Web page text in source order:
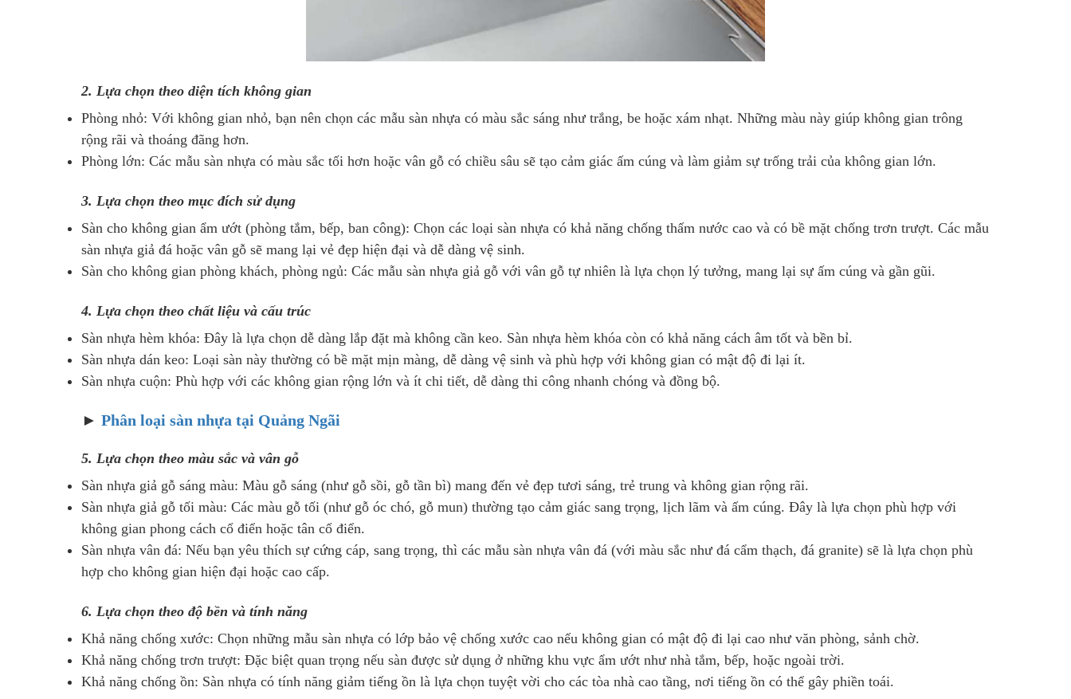
2. Lựa chọn theo diện tích không gian
Phòng nhỏ: Với không gian nhỏ, bạn nên chọn các mẫu sàn nhựa có màu sắc sáng như trắng, be hoặc xám nhạt. Những màu này giúp không gian trông
rộng rãi và thoáng đãng hơn.
Phòng lớn: Các mẫu sàn nhựa có màu sắc tối hơn hoặc vân gỗ có chiều sâu sẽ tạo cảm giác ấm cúng và làm giảm sự trống trải của không gian lớn.
3. Lựa chọn theo mục đích sử dụng
Sàn cho không gian ẩm ướt (phòng tắm, bếp, ban công): Chọn các loại sàn nhựa có khả năng chống thấm nước cao và có bề mặt chống trơn trượt. Các mẫu
sàn nhựa giả đá hoặc vân gỗ sẽ mang lại vẻ đẹp hiện đại và dễ dàng vệ sinh.
Sàn cho không gian phòng khách, phòng ngủ: Các mẫu sàn nhựa giả gỗ với vân gỗ tự nhiên là lựa chọn lý tưởng, mang lại sự ấm cúng và gần gũi.
4. Lựa chọn theo chất liệu và cấu trúc
Sàn nhựa hèm khóa: Đây là lựa chọn dễ dàng lắp đặt mà không cần keo. Sàn nhựa hèm khóa còn có khả năng cách âm tốt và bền bỉ.
Sàn nhựa dán keo: Loại sàn này thường có bề mặt mịn màng, dễ dàng vệ sinh và phù hợp với không gian có mật độ đi lại ít.
Sàn nhựa cuộn: Phù hợp với các không gian rộng lớn và ít chi tiết, dễ dàng thi công nhanh chóng và đồng bộ.
► Phân loại sàn nhựa tại Quảng Ngãi
5. Lựa chọn theo màu sắc và vân gỗ
Sàn nhựa giả gỗ sáng màu: Màu gỗ sáng (như gỗ sồi, gỗ tần bì) mang đến vẻ đẹp tươi sáng, trẻ trung và không gian rộng rãi.
Sàn nhựa giả gỗ tối màu: Các màu gỗ tối (như gỗ óc chó, gỗ mun) thường tạo cảm giác sang trọng, lịch lãm và ấm cúng. Đây là lựa chọn phù hợp với
không gian phong cách cổ điển hoặc tân cổ điển.
Sàn nhựa vân đá: Nếu bạn yêu thích sự cứng cáp, sang trọng, thì các mẫu sàn nhựa vân đá (với màu sắc như đá cẩm thạch, đá granite) sẽ là lựa chọn phù
hợp cho không gian hiện đại hoặc cao cấp.
6. Lựa chọn theo độ bền và tính năng
Khả năng chống xước: Chọn những mẫu sàn nhựa có lớp bảo vệ chống xước cao nếu không gian có mật độ đi lại cao như văn phòng, sảnh chờ.
Khả năng chống trơn trượt: Đặc biệt quan trọng nếu sàn được sử dụng ở những khu vực ẩm ướt như nhà tắm, bếp, hoặc ngoài trời.
Khả năng chống ồn: Sàn nhựa có tính năng giảm tiếng ồn là lựa chọn tuyệt vời cho các tòa nhà cao tầng, nơi tiếng ồn có thể gây phiền toái.